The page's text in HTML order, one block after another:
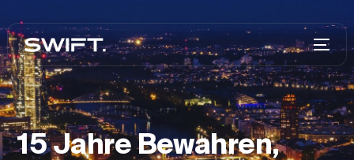
15 Jahre Bewahren,